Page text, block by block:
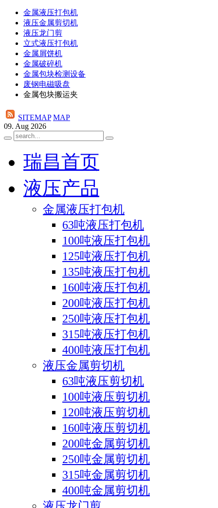
金属液压打包机
液压金属剪切机
液压龙门剪
立式液压打包机
金属屑饼机
金属破碎机
金属包块检测设备
废钢电磁吸盘
金属包块搬运夹
SITEMAP MAP
09. Aug 2026
瑞昌首页
液压产品
金属液压打包机
63吨液压打包机
100吨液压打包机
125吨液压打包机
135吨液压打包机
160吨液压打包机
200吨液压打包机
250吨液压打包机
315吨液压打包机
400吨液压打包机
液压金属剪切机
63吨液压剪切机
100吨液压剪切机
120吨液压剪切机
160吨液压剪切机
200吨金属剪切机
250吨金属剪切机
315吨金属剪切机
400吨金属剪切机